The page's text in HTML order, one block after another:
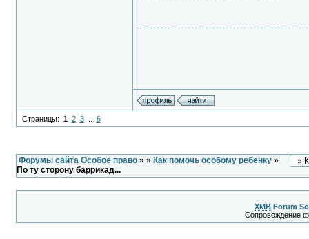
Страницы: 1 2 3.. 6
Форумы сайта Особое право» » Как помочь особому ребёнку»
По ту сторону баррикад...
XMB Forum
Сопровождение